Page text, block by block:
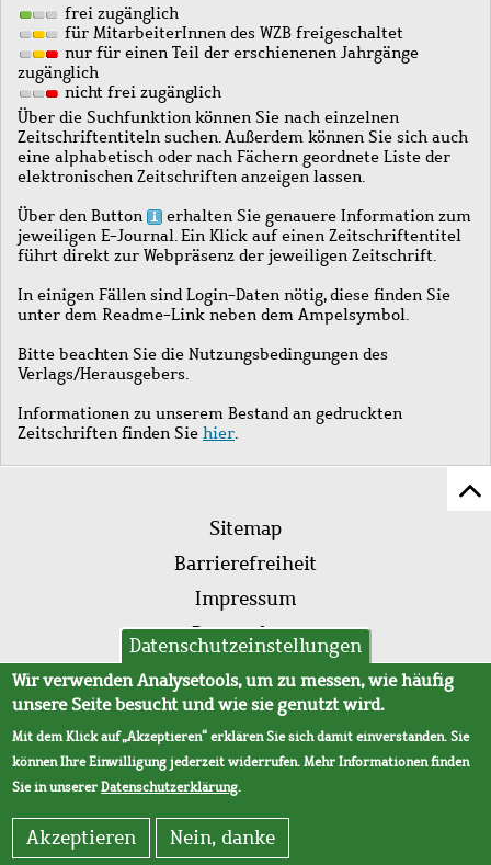
frei zugänglich
für MitarbeiterInnen des WZB freigeschaltet
nur für einen Teil der erschienenen Jahrgänge
zugänglich
nicht frei zugänglich
Über die Suchfunktion können Sie nach einzelnen
Zeitschriftentiteln suchen. Außerdem können Sie sich auch
eine alphabetisch oder nach Fächern geordnete Liste der
elektronischen Zeitschriften anzeigen lassen.
Über den Button
erhalten Sie genauere Information zum
jeweiligen E-Journal. Ein Klick auf einen Zeitschriftentitel
führt direkt zur Webpräsenz der jeweiligen Zeitschrift.
In einigen Fällen sind Login-Daten nötig, diese finden Sie
unter dem Readme-Link neben dem Ampelsymbol.
Bitte beachten Sie die Nutzungsbedingungen des
Verlags/Herausgebers.
Informationen zu unserem Bestand an gedruckten
Zeitschriften finden Sie hier.
Fußleistenmenü
Sitemap
Barrierefreiheit
Impressum
Datenschutz
AVB
Datenschutzeinstellungen
Wir verwenden Analysetools, um zu messen, wie häufig
unsere Seite besucht und wie sie genutzt wird.
Mit dem Klick auf „Akzeptieren“ erklären Sie sich damit einverstanden. Sie
können Ihre Einwilligung jederzeit widerrufen. Mehr Informationen finden
Sie in unsererDatenschutzerklärung.
Akzeptieren Nein, danke